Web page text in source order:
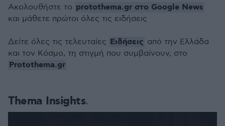
Thema Insights
Ακολουθήστε το protothema.gr στο Google News
και μάθετε πρώτοι όλες τις ειδήσεις
Δείτε όλες τις τελευταίες Ειδήσεις από την Ελλάδα
και τον Κόσμο, τη στιγμή που συμβαίνουν, στο
Protothema.gr